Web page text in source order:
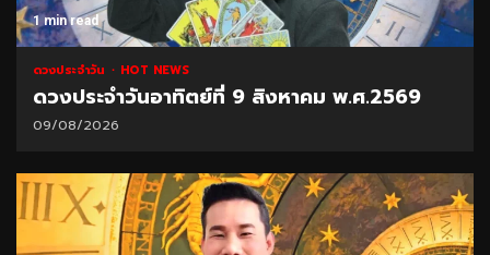
1 min read
ดวงประจำวัน HOT NEWS
ดวงประจำวันอาทิตย์ที่ 9 สิงหาคม พ.ศ.2569
09/08/2026